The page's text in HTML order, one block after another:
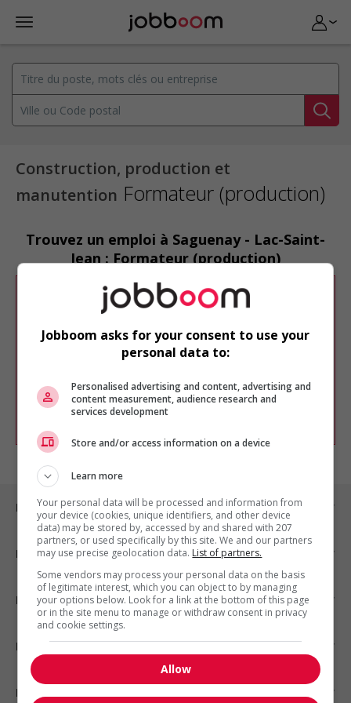
Construction, production et
manutention Formateur (production)
Trouvez un emploi à Saguenay - Lac-Saint-
Jean : Formateur (production)
Désolé, cette recherche n'a produit aucun
résultat.
Veuillez faire une nouvelle recherche.
Vous pouvez en tout temps utiliser nos
chercher un poste selon votre profil
d'intérêt en emploi en vousinscrivant
comme membre Jobboom.
Emplois par ville
Emplois par secteur
Emplois par statut
Emplois par type
Nos suggestions
Jobboom asks for your consent to use your
personal data to:
Personalised advertising and content, advertising and
content measurement, audience research and
services development
Store and/or access information on a device
Learn more
Your personal data will be processed and information from
your device (cookies, unique identifiers, and other device
data) may be stored by, accessed by and shared with 207
partners, or used specifically by this site. We and our partners
may use precise geolocation data. List of partners.
Some vendors may process your personal data on the basis
of legitimate interest, which you can object to by managing
your options below. Look for a link at the bottom of this page
or in the site menu to manage or withdraw consent in privacy
and cookie settings.
Allow